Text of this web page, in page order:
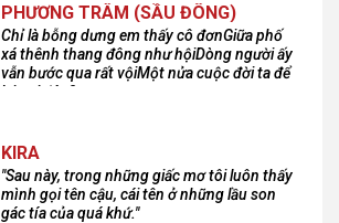
PHƯƠNG TRÂM (SẦU ĐÔNG)
Chỉ là bỗng dưng em thấy cô đơnGiữa phố
xá thênh thang đông như hộiDòng người ấy
vẫn bước qua rất vộiMột nửa cuộc đời ta để
lại nơi đâu?
KIRA
"Sau này, trong những giấc mơ tôi luôn thấy
mình gọi tên cậu, cái tên ở những lầu son
gác tía của quá khứ."